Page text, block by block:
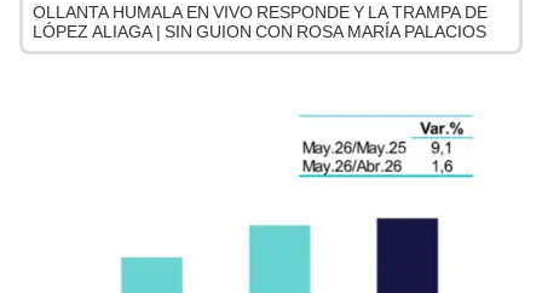
OLLANTA HUMALA EN VIVO RESPONDE Y LA TRAMPA DE
LÓPEZ ALIAGA | SIN GUION CON ROSA MARÍA PALACIOS